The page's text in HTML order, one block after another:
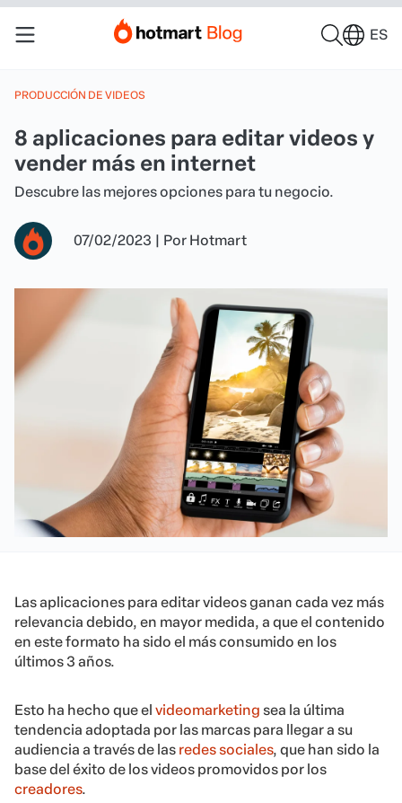
ES
PRODUCCIÓN DE VIDEOS
8 aplicaciones para editar videos y
vender más en internet
Descubre las mejores opciones para tu negocio.
07/02/2023 | Por Hotmart
Las aplicaciones para editar videos ganan cada vez más
relevancia debido, en mayor medida, a que el contenido
en este formato ha sido el más consumido en los
últimos 3 años.
Esto ha hecho que el videomarketing sea la última
tendencia adoptada por las marcas para llegar a su
audiencia a través de las redes sociales, que han sido la
base del éxito de los videos promovidos por los
creadores.